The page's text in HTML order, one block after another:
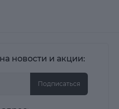
новости и акции:
Подписаться